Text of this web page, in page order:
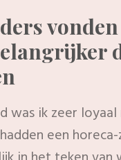
was ik zeer loyaal
een